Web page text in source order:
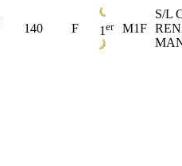
140 F 1 er M1F
S/L